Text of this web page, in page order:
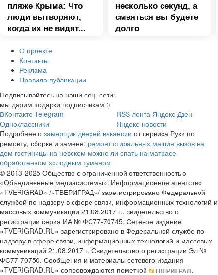
пляже Крыма: Что
люди вытворяют,
когда их не видят...
несколько секунд, а
смеяться вы будете
долго
О проекте
Контакты
Реклама
Правила публикации
Подписывайтесь на наши соц. сети:
мы дарим подарки подписчикам :)
ВКонтакте Telegram
Одноклассники
RSS лента Яндекс Дзен
Яндекс-новости
Подробнее о замерщик дверей вакансии от сервиса Руки по
ремонту, сборке и замене. ремонт стиральных машин вызов на
дом гостиницы на невском можно ли спать на матрасе
обработанном холодным туманом
© 2013-2025 Общество с ограниченной ответственностью
«Объединенные медиасистемы». Информационное агентство
«TVERIGRAD» /«ТВЕРИГРАД»/ зарегистрировано Федеральной
службой по надзору в сфере связи, информационных технологий и
массовых коммуникаций 21.08.2017 г., свидетельство о
регистрации серия ИА № ФС77-70745. Сетевое издание
«TVERIGRAD.RU» зарегистрировано в Федеральной службе по
надзору в сфере связи, информационных технологий и массовых
коммуникаций 21.08.2017 г. Свидетельство о регистрации Эл №
ФС77-70750. Сообщения и материалы сетевого издания
«TVERIGRAD.RU» сопровождаются пометкой
.